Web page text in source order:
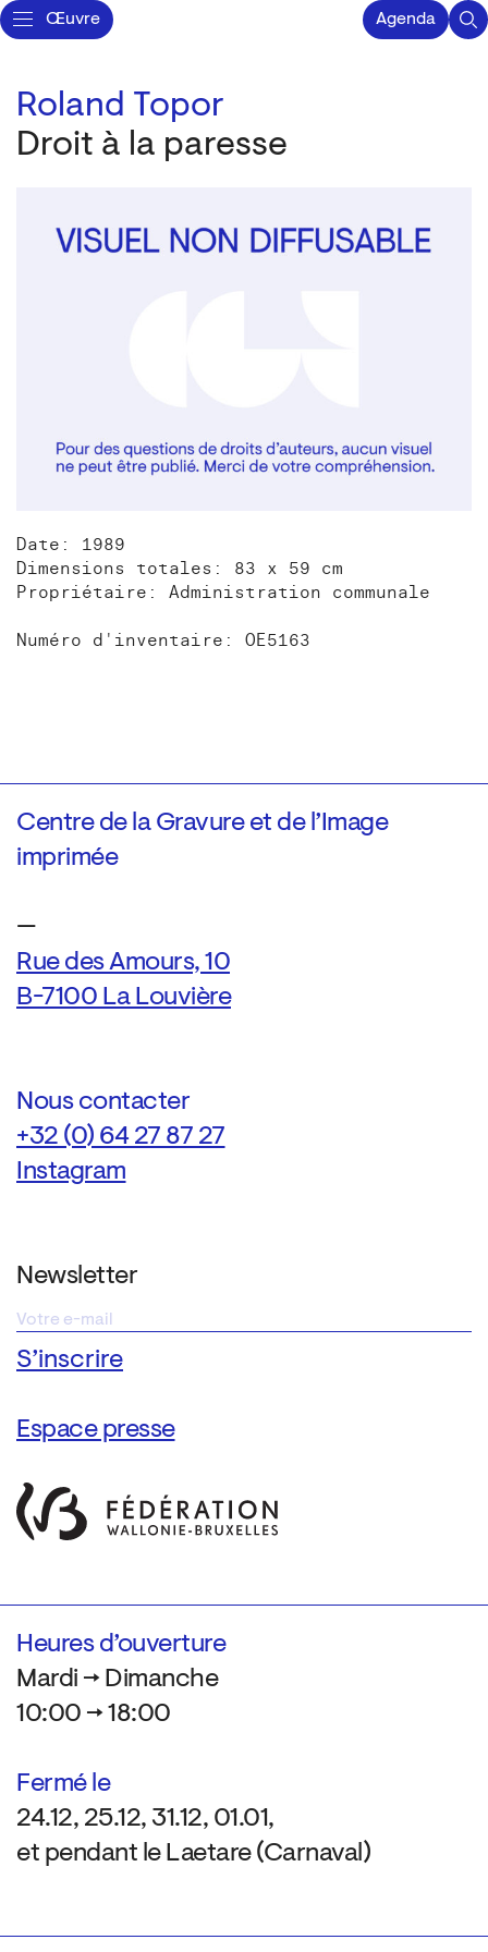
Œuvre Agenda
Roland Topor
Droit à la paresse
Date: 1989
Dimensions totales: 83 x 59 cm
Propriétaire: Administration communale
Numéro d'inventaire: OE5163
Centre de la Gravure et de l’Image
imprimée
—
Rue des Amours, 10
B-7100 La Louvière
Nous contacter
+32 (0) 64 27 87 27
Instagram
Newsletter
Espace presse
Heures d’ouverture
Mardi → Dimanche
10:00 → 18:00
Fermé le
24.12, 25.12, 31.12, 01.01,
et pendant le Laetare (Carnaval)